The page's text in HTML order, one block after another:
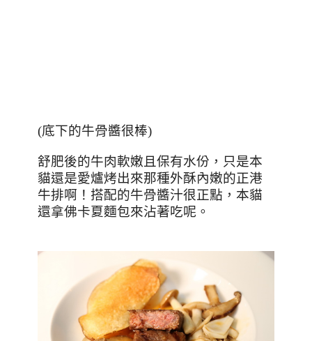
(底下的牛骨醬很棒)
舒肥後的牛肉軟嫩且保有水份，只是本
貓還是愛爐烤出來那種外酥內嫩的正港
牛排啊！搭配的牛骨醬汁很正點，本貓
還拿佛卡夏麵包來沾著吃呢。